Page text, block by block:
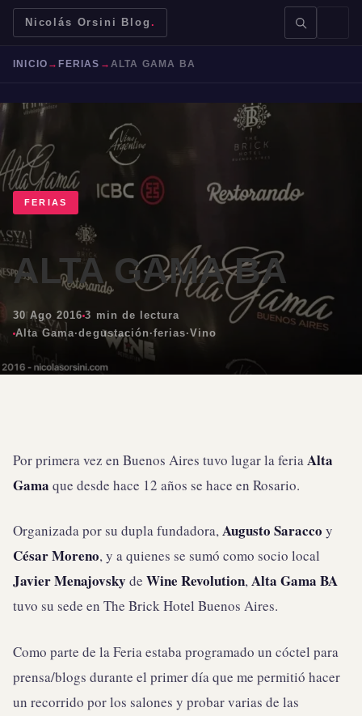
Nicolás Orsini Blog .
Malbec Bodegas
INICIO → FERIAS → ALTA GAMA BA
FERIAS
ALTA GAMA BA
30 Ago 2016 3 min de lectura
Alta Gama·degustación ·ferias·Vino
Por primera vez en Buenos Aires tuvo lugar la feria Alta
Gama que desde hace 12 años se hace en Rosario.
Organizada por su dupla fundadora,Augusto Saracco y
César Moreno, y a quienes se sumó como socio local
Javier Menajovsky de Wine Revolution,Alta Gama BA
tuvo su sede en The Brick Hotel Buenos Aires.
Como parte de la Feria estaba programado un cóctel para
prensa/blogs durante el primer día que me permitió hacer
un recorrido por los salones y probar varias de las